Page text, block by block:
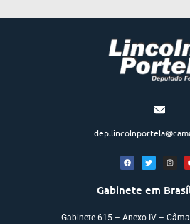
Gabinete em
Gabinete 615 – Anexo IV –